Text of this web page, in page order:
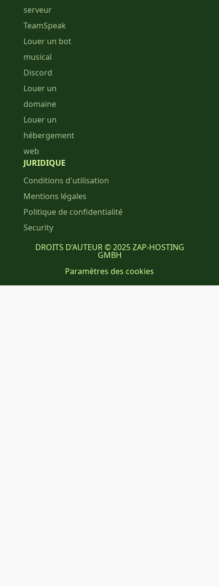
serveur
TeamSpeak
Louer un bot
musical
Discord
Louer un
domaine
Louer un
hébergement
web
JURIDIQUE
Conditions d'utilisation
Mentions légales
Politique de confidentialité
Security
DROITS D’AUTEUR © 2025 ZAP-HOSTING
GMBH
Paramètres des cookies